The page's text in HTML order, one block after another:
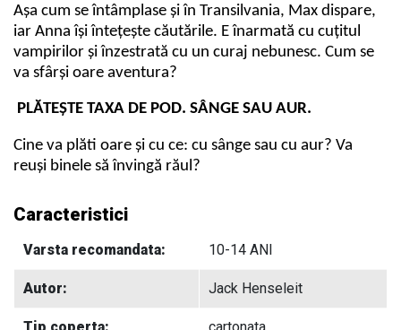
Așa cum se întâmplase și în Transilvania, Max dispare,
iar Anna își întețește căutările. E înarmată cu cuțitul
vampirilor și înzestrată cu un curaj nebunesc. Cum se
va sfârși oare aventura?
PLĂTEȘTE TAXA DE POD. SÂNGE SAU AUR.
Cine va plăti oare și cu ce: cu sânge sau cu aur? Va
reuși binele să învingă răul?
Caracteristici
Varsta recomandata: 10-14 ANI
Autor: Jack Henseleit
Tip coperta: cartonata